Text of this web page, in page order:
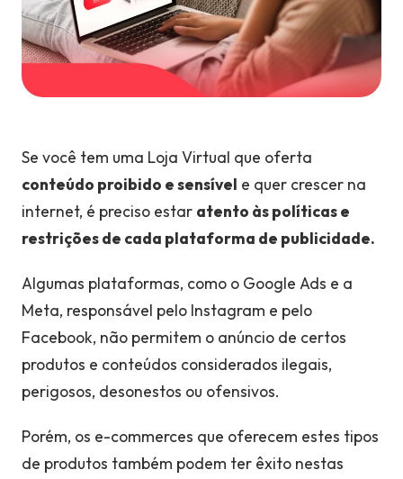
Se você tem uma Loja Virtual que oferta
conteúdo proibido e sensível e quer crescer na
internet, é preciso estar atento às políticas e
restrições de cada plataforma de publicidade.
Algumas plataformas, como o Google Ads e a
Meta, responsável pelo Instagram e pelo
Facebook, não permitem o anúncio de certos
produtos e conteúdos considerados ilegais,
perigosos, desonestos ou ofensivos.
Porém, os e-commerces que oferecem estes tipos
de produtos também podem ter êxito nestas